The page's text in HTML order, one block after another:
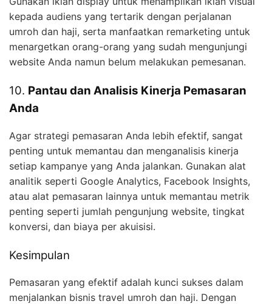
kepada audiens yang tertarik dengan perjalanan
umroh dan haji, serta manfaatkan remarketing untuk
menargetkan orang-orang yang sudah mengunjungi
website Anda namun belum melakukan pemesanan.
10. Pantau dan Analisis Kinerja Pemasaran
Anda
Agar strategi pemasaran Anda lebih efektif, sangat
penting untuk memantau dan menganalisis kinerja
setiap kampanye yang Anda jalankan. Gunakan alat
analitik seperti Google Analytics, Facebook Insights,
atau alat pemasaran lainnya untuk memantau metrik
penting seperti jumlah pengunjung website, tingkat
konversi, dan biaya per akuisisi.
Kesimpulan
Pemasaran yang efektif adalah kunci sukses dalam
menjalankan bisnis travel umroh dan haji. Dengan